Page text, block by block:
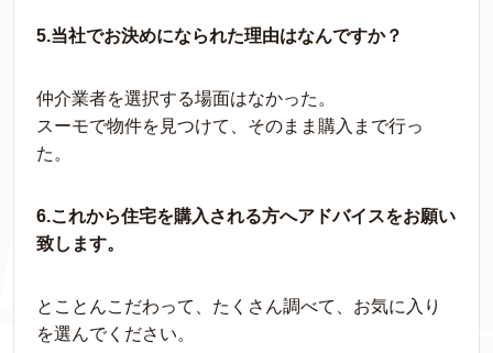
5.当社でお決めになられた理由はなんですか？
仲介業者を選択する場面はなかった。
スーモで物件を見つけて、そのまま購入まで行っ
た。
6.これから住宅を購入される方へアドバイスをお願い
致します。
とことんこだわって、たくさん調べて、お気に入り
を選んでください。